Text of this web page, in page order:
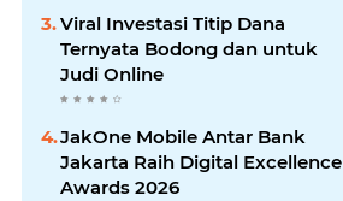
Viral Investasi Titip Dana
Ternyata Bodong dan untuk
Judi Online
JakOne Mobile Antar Bank
Jakarta Raih Digital Excellence
Awards 2026